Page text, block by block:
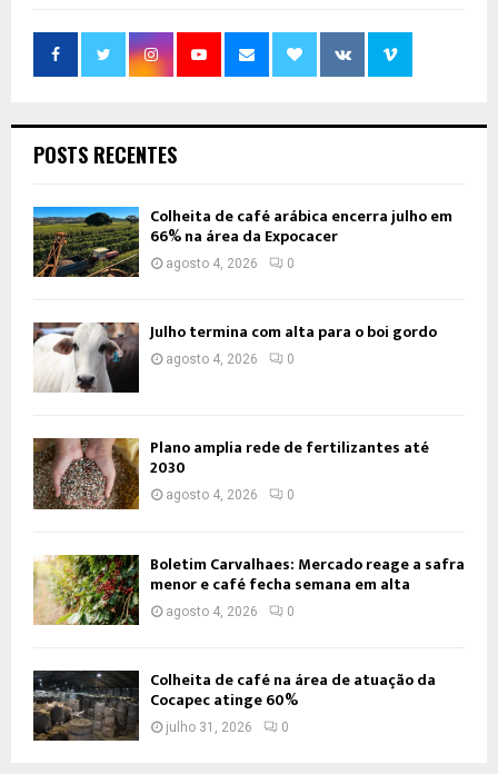
POSTS RECENTES
Colheita de café arábica encerra julho em
66% na área da Expocacer
agosto 4, 2026 0
Julho termina com alta para o boi gordo
agosto 4, 2026 0
Plano amplia rede de fertilizantes até
2030
agosto 4, 2026 0
Boletim Carvalhaes: Mercado reage a safra
menor e café fecha semana em alta
agosto 4, 2026 0
Colheita de café na área de atuação da
Cocapec atinge 60%
julho 31, 2026 0